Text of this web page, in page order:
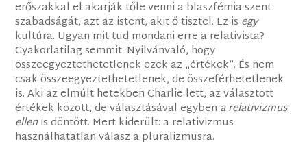
erőszakkal el akarják tőle venni a blaszfémia szent
szabadságát, azt az istent, akit ő tisztel. Ez is egy
kultúra. Ugyan mit tud mondani erre a relativista?
Gyakorlatilag semmit. Nyilvánvaló, hogy
összeegyeztethetetlenek ezek az „értékek”. És nem
csak összeegyeztethetetlenek, de összeférhetetlenek
is. Aki az elmúlt hetekben Charlie lett, az választott
értékek között, de választásával egyben a relativizmus
ellenis döntött. Mert kiderült: a relativizmus
használhatatlan válasz a pluralizmusra.